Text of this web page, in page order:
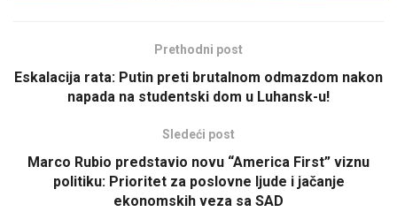
Prethodni post
Eskalacija rata: Putin preti brutalnom odmazdom nakon
napada na studentski dom u Luhansk-u!
Sledeći post
Marco Rubio predstavio novu “America First” viznu
politiku: Prioritet za poslovne ljude i jačanje
ekonomskih veza sa SAD